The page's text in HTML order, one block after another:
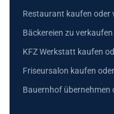
Restaurant kaufen oder
Bäckereien zu verkaufen
KFZ Werkstatt kaufen
Friseursalon kaufen
Bauernhof übernehmen